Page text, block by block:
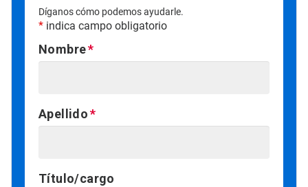
Díganos cómo podemos ayudarle.
* indica campo obligatorio
Nombre
Apellido
Título/cargo